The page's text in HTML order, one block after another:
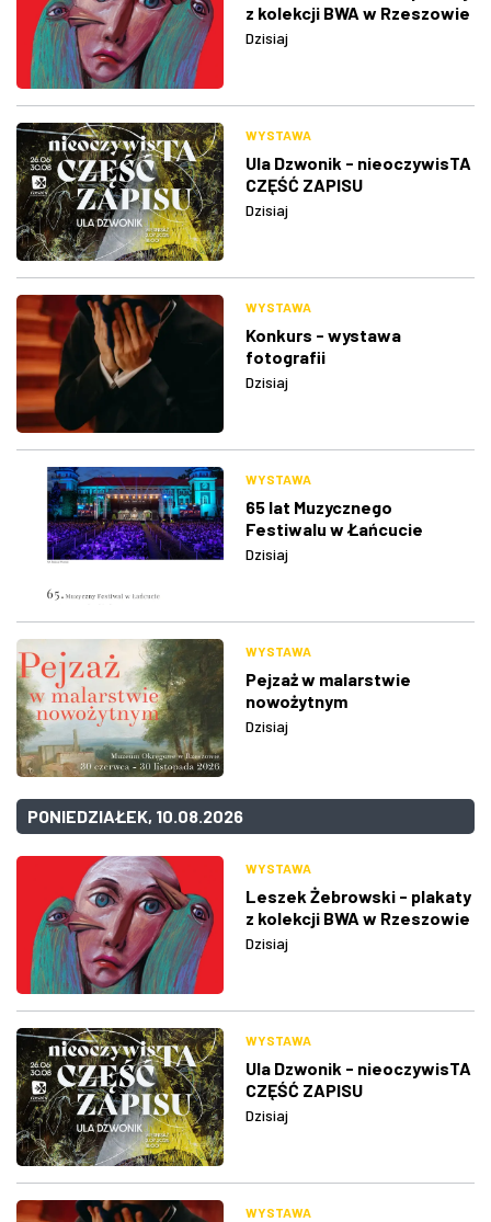
z kolekcji BWA w Rzeszowie
Dzisiaj
WYSTAWA
Ula Dzwonik - nieoczywisTA
CZĘŚĆ ZAPISU
Dzisiaj
WYSTAWA
Konkurs - wystawa
fotografii
Dzisiaj
WYSTAWA
65 lat Muzycznego
Festiwalu w Łańcucie
Dzisiaj
WYSTAWA
Pejzaż w malarstwie
nowożytnym
Dzisiaj
PONIEDZIAŁEK, 10.08.2026
WYSTAWA
Leszek Żebrowski - plakaty
z kolekcji BWA w Rzeszowie
Dzisiaj
WYSTAWA
Ula Dzwonik - nieoczywisTA
CZĘŚĆ ZAPISU
Dzisiaj
WYSTAWA